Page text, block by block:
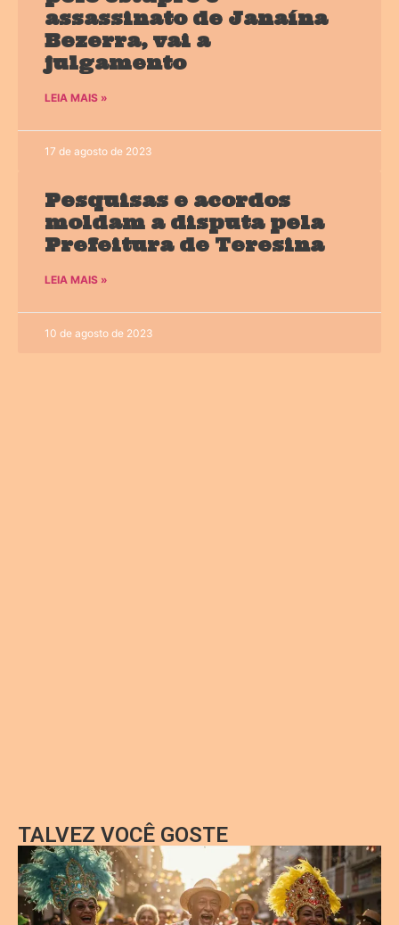
assassinato de Janaína
Bezerra, vai a
julgamento
LEIA MAIS »
17 de agosto de 2023
Pesquisas e acordos
moldam a disputa pela
Prefeitura de Teresina
LEIA MAIS »
10 de agosto de 2023
TALVEZ VOCÊ GOSTE